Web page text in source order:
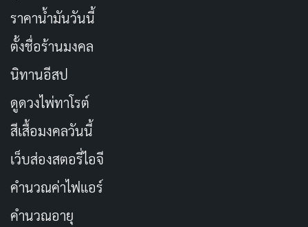
อย่างไรก็ตาม หลังจากผ่านช่วงครึ่งแรกของหนัง เรื่องราว
เริ่มซับซ้อนและยากที่จะติดตาม ความวุ่นวายและ
เหตุการณ์ที่ไม่สมเหตุสมผลเริ่มเพิ่มขึ้น ทำให้บางฉากดู
เหมือนถูกบังคับและไม่จำเป็น สิ่งเหล่านี้อาจทำให้ผู้ชมบาง
คนรู้สึกว่าการดำเนินเรื่องในช่วงกลางของหนังเริ่มตกหล่น
แม้ว่าปริศนาหลักของเรื่องจะยังคงน่าสนใจอยู่ก็ตาม
ผิดทาง” เป็นหนังที่น่าชมก็คือการผสมผสานความตลกและ
ความลุ้นระทึกได้อย่างลงตัว เสน่ห์ของความตลกที่ไม่
ราคาน้ำมันวันนี้
ตั้งชื่อร้านมงคล
นิทานอีสป
ดูดวงไพ่ทาโรต์
สีเสื้อมงคลวันนี้
เว็บส่องสตอรี่ไอจี
คำนวณค่าไฟแอร์
คำนวณอายุ